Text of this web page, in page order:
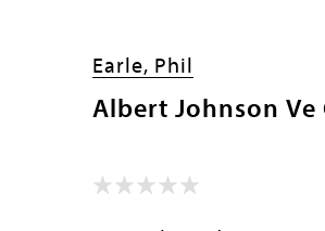
Earle, Phil
Albert Johnson Ve